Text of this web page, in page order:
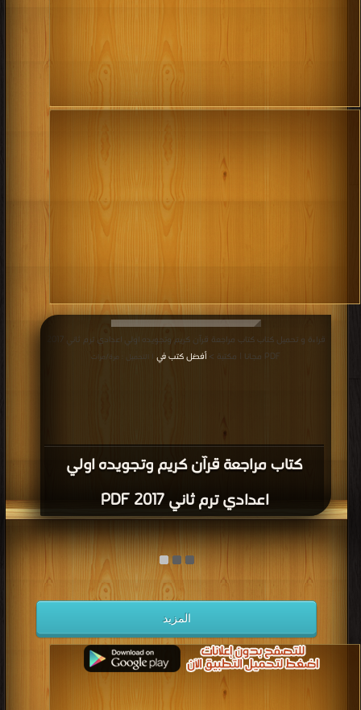
كتاب مراجعة قرآن كريم وتجويده اولي
اعدادي ترم ثاني 2017 PDF
قراءة و تحميل كتاب كتاب مراجعة قرآن كريم وتجويده اولي اعدادي ترم ثاني 2017
PDF مجانا | مكتبة >
أفضل كتب في | التحميل : مرة/مرات
المزيد